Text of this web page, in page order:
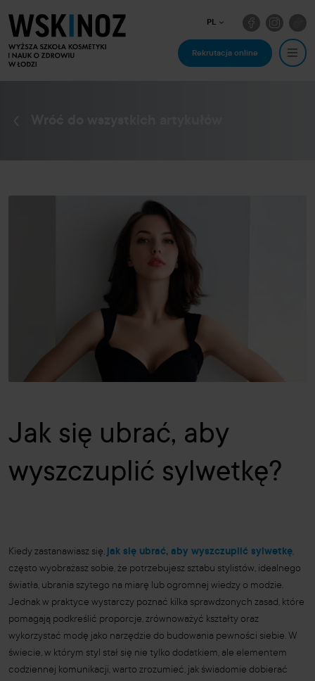
PL
Rekrutacja online
Jak się ubrać, aby
wyszczuplić sylwetkę?
Kiedy zastanawiasz się, jak się ubrać, aby wyszczuplić sylwetkę,
często wyobrażasz sobie, że potrzebujesz sztabu stylistów, idealnego
światła, ubrania szytego na miarę lub ogromnej wiedzy o modzie.
Jednak w praktyce wystarczy poznać kilka sprawdzonych zasad, które
pomagają podkreślić proporcje, zrównoważyć kształty oraz
wykorzystać modę jako narzędzie do budowania pewności siebie. W
świecie, w którym styl stał się nie tylko dodatkiem, ale elementem
codziennej komunikacji, warto zrozumieć, jak świadomie dobierać